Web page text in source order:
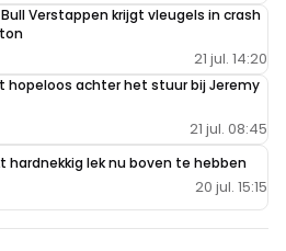
Bull Verstappen krijgt vleugels in crash
21 jul. 14:20
hopeloos achter het stuur bij Jeremy
21 jul. 08:45
hardnekkig lek nu boven te hebben
20 jul. 15:15